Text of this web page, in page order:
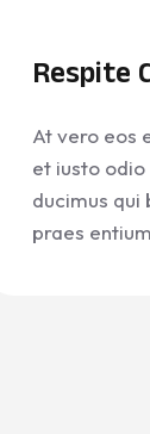
Respite
At vero eos
et iusto
ducimus qui
praes